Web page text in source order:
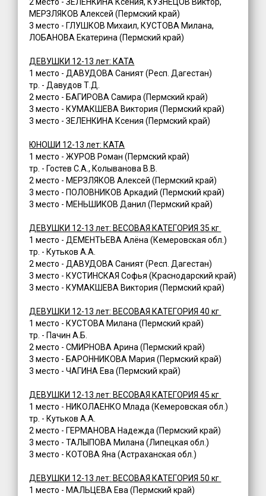
2 место - ЗЕЛЕНКИНА Ксения, КУЗНЕЦОВ Виктор,
МЕРЗЛЯКОВ Алексей (Пермский край)
3 место - ГЛУШКОВ Михаил, КУСТОВА Милана,
ЛОБАНОВА Екатерина (Пермский край)
ДЕВУШКИ 12-13 лет: КАТА
1 место - ДАВУДОВА Саният (Респ. Дагестан)
тр. - Давудов Т.Д.
2 место - БАГИРОВА Самира (Пермский край)
3 место - КУМАКШЕВА Виктория (Пермский край)
3 место - ЗЕЛЕНКИНА Ксения (Пермский край)
ЮНОШИ 12-13 лет: КАТА
1 место - ЖУРОВ Роман (Пермский край)
тр. - Гостев С.А., Колыванова В.В.
2 место - МЕРЗЛЯКОВ Алексей (Пермский край)
3 место - ПОЛОВНИКОВ Аркадий (Пермский край)
3 место - МЕНЬШИКОВ Данил (Пермский край)
ДЕВУШКИ 12-13 лет: ВЕСОВАЯ КАТЕГОРИЯ 35 кг
1 место - ДЕМЕНТЬЕВА Алёна (Кемеровская обл.)
тр. - Кутьков А.А.
2 место - ДАВУДОВА Саният (Респ. Дагестан)
3 место - КУСТИНСКАЯ Софья (Краснодарский край)
3 место - КУМАКШЕВА Виктория (Пермский край)
ДЕВУШКИ 12-13 лет: ВЕСОВАЯ КАТЕГОРИЯ 40 кг
1 место - КУСТОВА Милана (Пермский край)
тр. - Пачин А.Б.
2 место - СМИРНОВА Арина (Пермский край)
3 место - БАРОННИКОВА Мария (Пермский край)
3 место - ЧАГИНА Ева (Пермский край)
ДЕВУШКИ 12-13 лет: ВЕСОВАЯ КАТЕГОРИЯ 45 кг
1 место - НИКОЛАЕНКО Млада (Кемеровская обл.)
тр. - Кутьков А.А.
2 место - ГЕРМАНОВА Надежда (Пермский край)
3 место - ТАЛЫПОВА Милана (Липецкая обл.)
3 место - КОТОВА Яна (Астраханская обл.)
ДЕВУШКИ 12-13 лет: ВЕСОВАЯ КАТЕГОРИЯ 50 кг
1 место - МАЛЬЦЕВА Ева (Пермский край)